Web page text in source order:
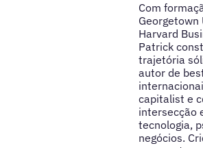
Com
Georgetown
Harvard
Patrick
trajetória
autor de
capitalist e
intersecção
tecnologia,
negócios.